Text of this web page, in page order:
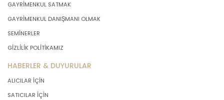
GAYRİMENKUL SATMAK
GAYRİMENKUL DANIŞMANI OLMAK
SEMİNERLER
GİZLİLİK POLİTİKAMIZ
HABERLER & DUYURULAR
ALICILAR İÇİN
SATICILAR İÇİN